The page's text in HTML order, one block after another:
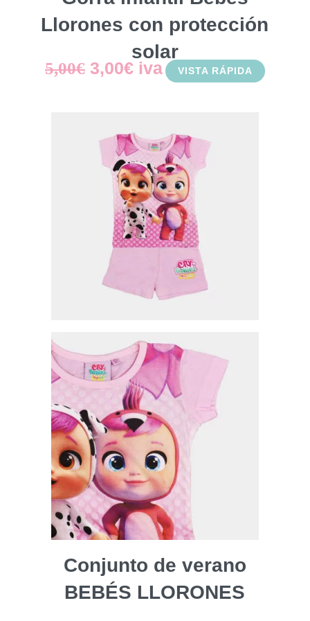
Llorones con protección
solar
5,00€ El
era:
5,00€.
3,00€El
es:
3,00€.
iva VISTA RÁPIDA
Conjunto de verano
BEBÉS LLORONES